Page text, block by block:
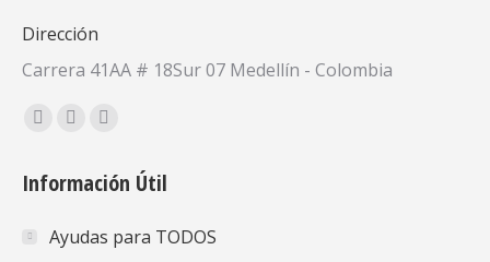
Dirección
Carrera 41AA # 18Sur 07 Medellín - Colombia
Encuéntranos en:
Facebook
opens
new
X
opens
new
YouTube
opens
new
Información Útil
Ayudas para TODOS